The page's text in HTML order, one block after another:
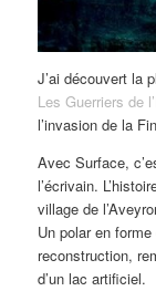
J’ai découvert la
Les Guerriers de
l’invasion de la
Avec Surface,
l’écrivain.
village de
Un polar en
reconstruction,
d’un lac artificiel.